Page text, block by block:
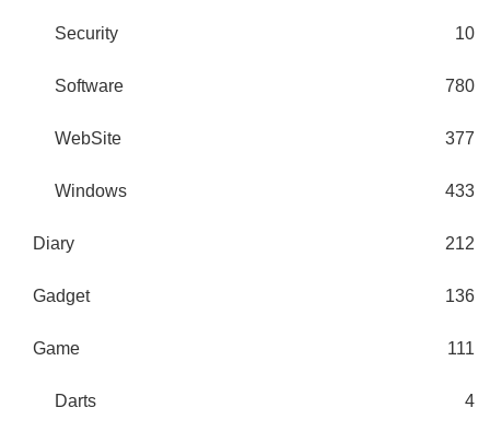
Security 10
Software 780
WebSite 377
Windows 433
Diary 212
Gadget 136
Game 111
Darts 4